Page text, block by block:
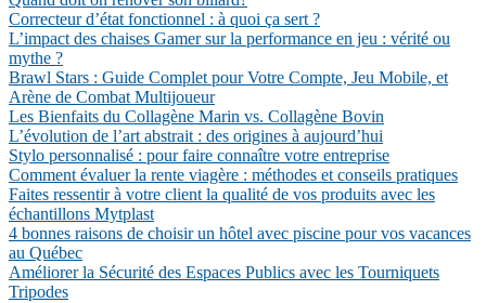
Correcteur d’état fonctionnel : à quoi ça sert ?
L’impact des chaises Gamer sur la performance en jeu : vérité ou
mythe ?
Brawl Stars : Guide Complet pour Votre Compte, Jeu Mobile, et
Arène de Combat Multijoueur
Les Bienfaits du Collagène Marin vs. Collagène Bovin
L’évolution de l’art abstrait : des origines à aujourd’hui
Stylo personnalisé : pour faire connaître votre entreprise
Comment évaluer la rente viagère : méthodes et conseils pratiques
Faites ressentir à votre client la qualité de vos produits avec les
échantillons Mytplast
4 bonnes raisons de choisir un hôtel avec piscine pour vos vacances
au Québec
Améliorer la Sécurité des Espaces Publics avec les Tourniquets
Tripodes